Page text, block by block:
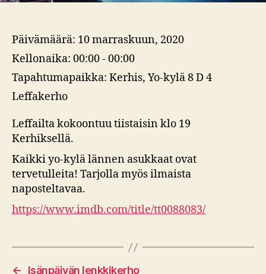
Päivämäärä: 10 marraskuun, 2020
Kellonaika: 00:00 - 00:00
Tapahtumapaikka: Kerhis, Yo-kylä 8 D 4
Leffakerho
Leffailta kokoontuu tiistaisin klo 19
Kerhiksellä.
Kaikki yo-kylä lännen asukkaat ovat
tervetulleita! Tarjolla myös ilmaista
naposteltavaa.
https://www.imdb.com/title/tt0088083/
← Isänpäivän lenkkikerho